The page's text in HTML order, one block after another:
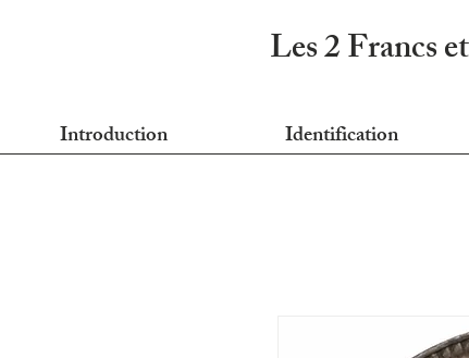
Les 2 Francs
Introduction Identification